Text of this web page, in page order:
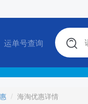
运单号查询
海淘优惠详情